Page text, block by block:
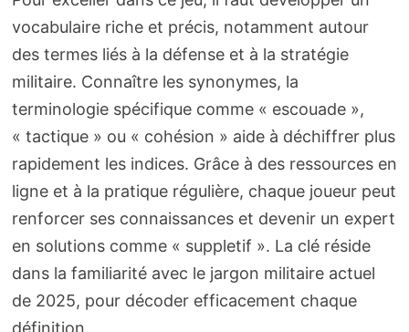
vocabulaire riche et précis, notamment autour
des termes liés à la défense et à la stratégie
militaire. Connaître les synonymes, la
terminologie spécifique comme « escouade »,
« tactique » ou « cohésion » aide à déchiffrer plus
rapidement les indices. Grâce à des ressources en
ligne et à la pratique régulière, chaque joueur peut
renforcer ses connaissances et devenir un expert
en solutions comme « suppletif ». La clé réside
dans la familiarité avec le jargon militaire actuel
de 2025, pour décoder efficacement chaque
définition.